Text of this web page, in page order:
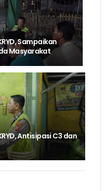
Sampaikan
Masyarakat
Antisipasi C3 dan